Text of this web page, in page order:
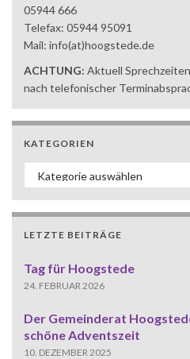
05944 666
Telefax: 05944 95091
Mail: info(at)hoogstede.de
ACHTUNG: Aktuell
nach telefonischer
KATEGORIEN
Kategorien
LETZTE BEITRÄGE
Tag für Hoogstede
24. FEBRUAR 2026
Der Gemeinderat
schöne Adventszeit
10. DEZEMBER 2025